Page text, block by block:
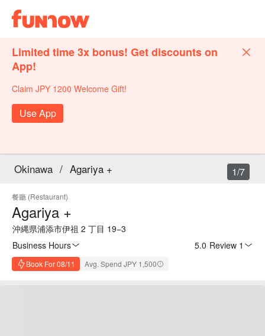
Limited time 3x bonus! Get discounts on
App!
Claim JPY 1200 Welcome Gift!
Use App
Okinawa / Agariya +
餐廳 (Restaurant)
Agariya +
沖縄県浦添市伊祖 2 丁目 19−3
Business Hours
5.0 Review 1
Book For 08/11 Avg. Spend JPY 1,500
1/7